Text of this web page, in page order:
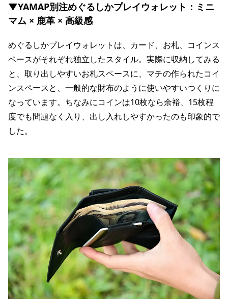
▼YAMAP別注めぐるしかプレイウォレット：ミニ
マム × 鹿革 × 高級感
めぐるしかプレイウォレットは、カード、お札、コインス
ペースがそれぞれ独立したスタイル。実際に収納してみる
と、取り出しやすいお札スペースに、マチの作られたコイ
ンスペースと、一般的な財布のように使いやすいつくりに
なっています。ちなみにコインは10枚なら余裕、15枚程
度でも問題なく入り、出し入れしやすかったのも印象的で
した。